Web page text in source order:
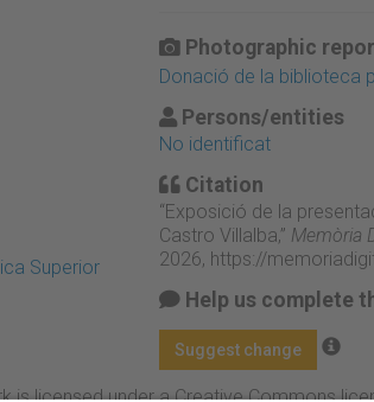
Superior
Photographic
Donació de la biblioteca
Persons/entities
No identificat
Citation
“Exposició de la
Castro Villalba,” Memòria
2026, https://
Help us complete
Suggest change
is licensed under a Creative Commons